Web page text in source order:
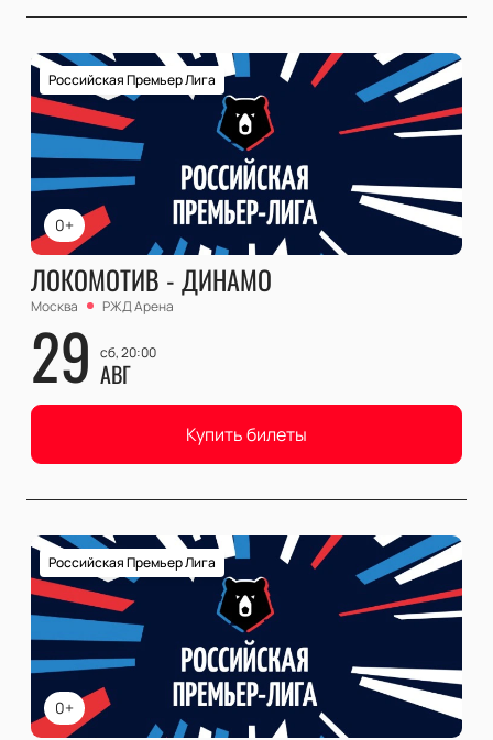
0+
Российская Премьер Лига
ЛОКОМОТИВ - ДИНАМО
Москва РЖД Арена
29 сб, 20:00
АВГ
Купить билеты
0+
Российская Премьер Лига